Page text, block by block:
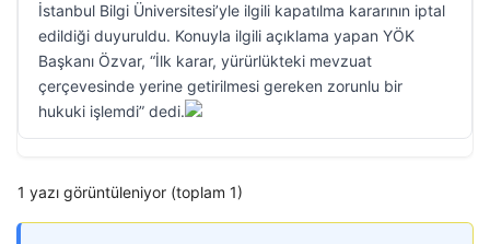
İstanbul Bilgi Üniversitesi’yle ilgili kapatılma kararının iptal
edildiği duyuruldu. Konuyla ilgili açıklama yapan YÖK
Başkanı Özvar, “İlk karar, yürürlükteki mevzuat
çerçevesinde yerine getirilmesi gereken zorunlu bir
hukuki işlemdi” dedi.
1 yazı görüntüleniyor (toplam 1)